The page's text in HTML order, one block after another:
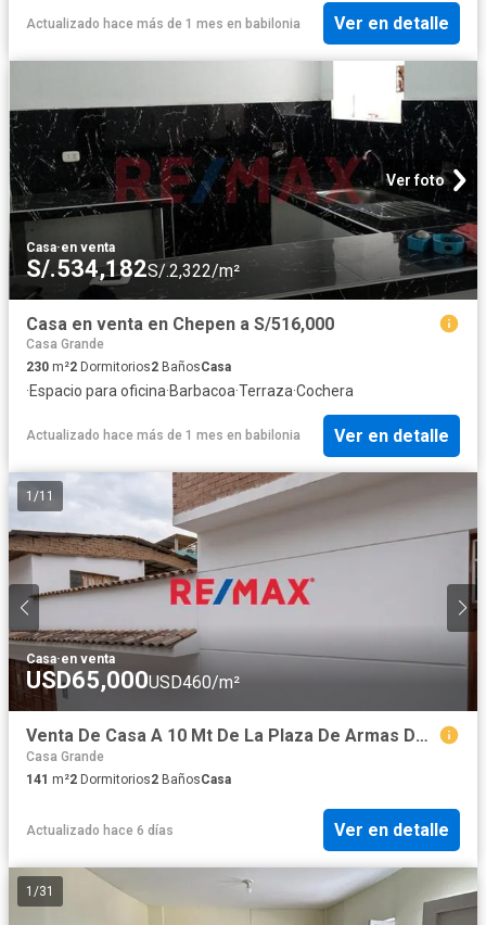
Actualizado hace más de 1 mes en babilonia Ver en detalle
Ver foto
Casa·en venta
S/.534,182S/.2,322/m²
Casa en venta en Chepen a S/516,000
Casa Grande
230 m²2 Dormitorios2 BañosCasa
·Espacio para oficina·Barbacoa·Terraza·Cochera
Actualizado hace más de 1 mes en babilonia Ver en detalle
1 /11
Casa·en venta
USD65,000USD460/m²
Venta De Casa A 10 Mt De La Plaza De Armas De Cascas
Casa Grande
141 m²2 Dormitorios2 BañosCasa
Actualizado hace 6 días Ver en detalle
1 /31